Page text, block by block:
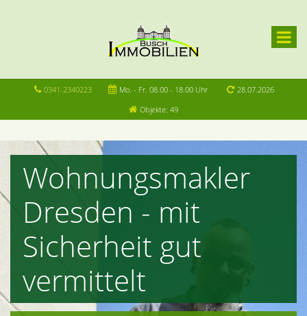
0341-2340223 Mo. - Fr. 08.00 - 18.00 Uhr
28.07.2026
Objekte: 49
Wohnungsmakler
Dresden - mit
Sicherheit gut
vermittelt